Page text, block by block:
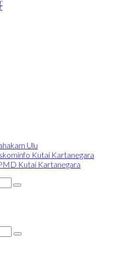
Ulu
Kutai Kartanegara
Kutai Kartanegara